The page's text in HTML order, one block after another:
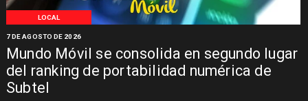
LOCAL
Mundo Móvil se consolida en segundo lugar
del ranking de portabilidad numérica de
Subtel
7 DE AGOSTO DE 2026